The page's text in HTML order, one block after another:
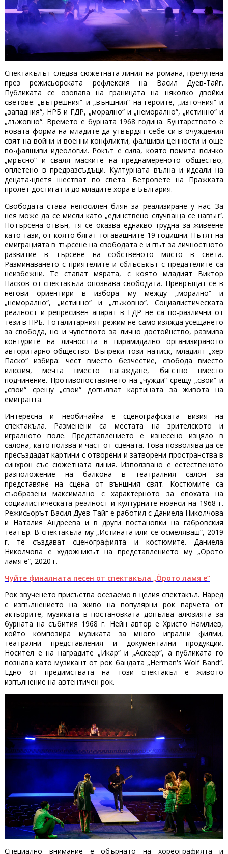
Спектакълът следва сюжетната линия на романа, пречупена
през режисьорската рефлексия на Васил Дуев-Тайг.
Публиката се озовава на границата на няколко двойки
светове: „вътрешния“ и „външния“ на героите, „източния“ и
„западния“, НРБ и ГДР, „морално“ и „неморално“, „истинно“ и
„лъжовно“. Времето е бурната 1968 година. Бунтарството е
новата форма на младите да утвърдят себе си в очуждения
свят на войни и военни конфликти, фалшиви ценности и още
по-фалшиви идеологии. Рокът е сила, която помита всичко
„мръсно“ и сваля маските на преднамереното общество,
оплетено в предразсъдъци. Културната вълна и идеали на
децата-цветя шестват по света. Ветровете на Пражката
пролет достигат и до младите хора в България.
Свободата става непосилен блян за реализиране у нас. За
нея може да се мисли като „единствено случваща се навън“.
Потърсена отвън, тя се оказва еднакво трудна за живеене
като тази, от която бягат тогавашните 19-годишни. Пътят на
емиграцията в търсене на свободата е и път за личностното
развитие в търсене на собственото място в света.
Разминаването с приятелите и сблъсъкът с предателите са
неизбежни. Те стават мярата, с която младият Виктор
Пасков от спектакъла опознава свободата. Превръщат се в
негови ориентири в избора му между „морално“ и
„неморално“, „истинно“ и „лъжовно“. Социалистическата
реалност и репресивен апарат в ГДР не са по-различни от
тези в НРБ. Тоталитарният режим не само изяжда усещането
за свобода, но и чувството за лично достойнство, размива
контурите на личността в пирамидално организираното
авторитарно общество. Въпреки този натиск, младият „хер
Паско“ избира: чест вместо безчестие, свобода вместо
илюзия, мечта вместо нагаждане, бягство вместо
подчинение. Противопоставянето на „чужди“ срещу „свои“ и
„свои“ срещу „свои“ допълват картината за живота на
емигранта.
Интересна и необичайна е сценографската визия на
спектакъла. Разменени са местата на зрителското и
игралното поле. Представлението е изнесено изцяло в
салона, като ползва и част от сцената. Това позволява да се
пресъздадат картини с отворени и затворени пространства в
синхрон със сюжетната линия. Използвано е естественото
разположение на балкона в театралния салон за
представяне на сцена от външния свят. Костюмите са
съобразени максимално с характерното за епохата на
социалистическата реалност и културните нюанси на 1968 г.
Режисьорът Васил Дуев-Тайг е работил с Даниела Николчова
и Наталия Андреева и в други постановки на габровския
театър. В спектакъла му „Истината или се осмеляваш“, 2019
г. те създават сценографията и костюмите. Даниела
Николчова е художникът на представлението му „Орото
ламя е“, 2020 г.
Чуйте финалната песен от спектакъла „Òрото ламя е“
Рок звученето присъства осезаемо в целия спектакъл. Наред
с изпълнението на живо на популярни рок парчета от
актьорите, музиката в постановката допълва алюзията за
бурната на събития 1968 г. Нейн автор е Христо Намлиев,
който композира музиката за много игрални филми,
театрални представления и документални продукции.
Носител е на наградите „Икар“ и „Аскеер“, а публиката го
познава като музикант от рок бандата „Herman's Wolf Band“.
Едно от предимствата на този спектакъл е живото
изпълнение на автентичен рок.
Специално внимание е обърнато на хореографията и